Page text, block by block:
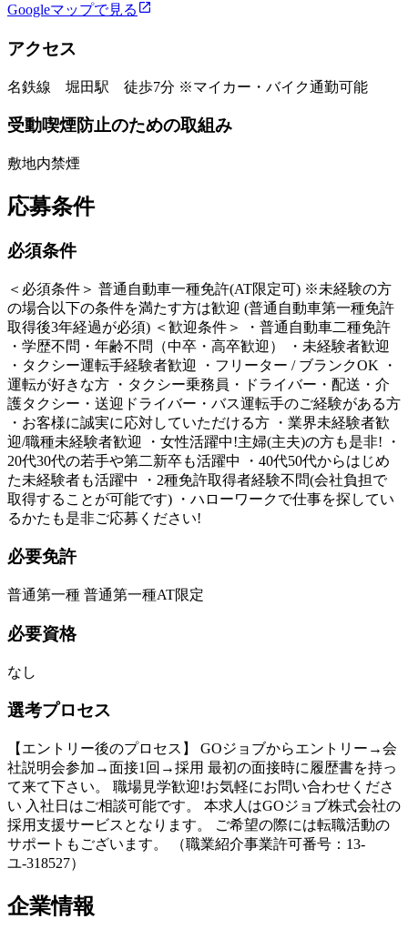
Googleマップで見る
アクセス
名鉄線 堀田駅 徒歩7分 ※マイカー・バイク通勤可能
受動喫煙防止のための取組み
敷地内禁煙
応募条件
必須条件
＜必須条件＞ 普通自動車一種免許(AT限定可) ※未経験の方
の場合以下の条件を満たす方は歓迎 (普通自動車第一種免許
取得後3年経過が必須) ＜歓迎条件＞ ・普通自動車二種免許
・学歴不問・年齢不問（中卒・高卒歓迎） ・未経験者歓迎
・タクシー運転手経験者歓迎 ・フリーター / ブランクOK ・
運転が好きな方 ・タクシー乗務員・ドライバー・配送・介
護タクシー・送迎ドライバー・バス運転手のご経験がある方
・お客様に誠実に応対していただける方 ・業界未経験者歓
迎/職種未経験者歓迎 ・女性活躍中!主婦(主夫)の方も是非! ・
20代30代の若手や第二新卒も活躍中 ・40代50代からはじめ
た未経験者も活躍中 ・2種免許取得者経験不問(会社負担で
取得することが可能です) ・ハローワークで仕事を探してい
るかたも是非ご応募ください!
必要免許
普通第一種 普通第一種AT限定
必要資格
なし
選考プロセス
【エントリー後のプロセス】 GOジョブからエントリー→会
社説明会参加→面接1回→採用 最初の面接時に履歴書を持っ
て来て下さい。 職場見学歓迎!お気軽にお問い合わせくださ
い 入社日はご相談可能です。 本求人はGOジョブ株式会社の
採用支援サービスとなります。 ご希望の際には転職活動の
サポートもございます。 （職業紹介事業許可番号：13-
ユ-318527）
企業情報